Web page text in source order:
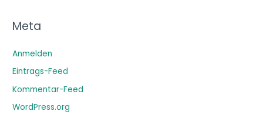
Meta
Anmelden
Eintrags-Feed
Kommentar-Feed
WordPress.org